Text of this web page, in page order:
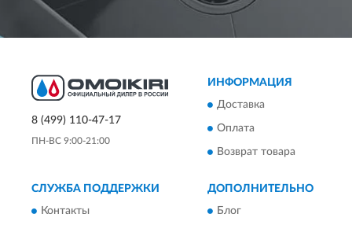
8 (499) 110-47-17
ПН-ВС 9:00-21:00
ИНФОРМАЦИЯ
Доставка
Оплата
Возврат товара
СЛУЖБА ПОДДЕРЖКИ
Контакты
ДОПОЛНИТЕЛЬНО
Блог